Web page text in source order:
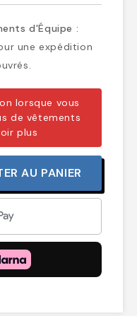
d'Équipe :
une expédition
lorsque vous
de vêtements
plus
AU PANIER